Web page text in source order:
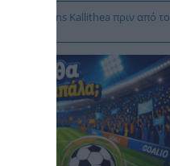
με Athens Kallithea πριν από το